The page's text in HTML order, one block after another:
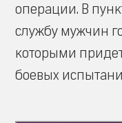
операции. В
службу мужчин
которыми
боевых